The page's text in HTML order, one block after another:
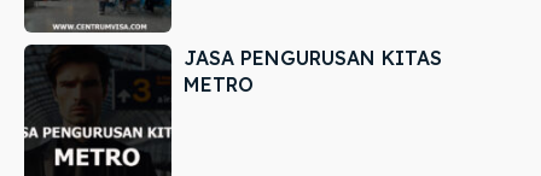
JASA PENGURUSAN KITAS
METRO